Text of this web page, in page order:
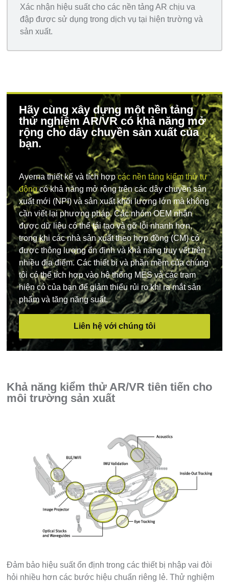
Xác nhận hiệu suất cho các nền tảng AR chịu va
đập được sử dụng trong dịch vụ tại hiện trường và
sản xuất.
Hãy cùng xây dựng một nền tảng
thử nghiệm AR/VR có khả năng mở
rộng cho dây chuyền sản xuất của
bạn.
Averna thiết kế và tích hợpcác nền tảng kiểm thử tự
độngcó khả năng mở rộng trên các dây chuyền sản
xuất mới (NPI) và sản xuất khối lượng lớn mà không
cần viết lại phương pháp. Các nhóm OEM nhận
được dữ liệu có thể tái tạo và gỡ lỗi nhanh hơn,
trong khi các nhà sản xuất theo hợp đồng (CM) có
được thông lượng ổn định và khả năng truy vết trên
nhiều địa điểm. Các thiết bị và phần mềm của chúng
tôi có thể tích hợp vào hệ thống MES và các trạm
hiện có của bạn để giảm thiểu rủi ro khi ra mắt sản
phẩm và tăng năng suất.
Liên hệ với chúng tôi
Khả năng kiểm thử AR/VR tiên tiến cho
môi trường sản xuất
Đảm bảo hiệu suất ổn định trong các thiết bị nhập vai đòi
hỏi nhiều hơn các bước hiệu chuẩn riêng lẻ. Thử nghiệm